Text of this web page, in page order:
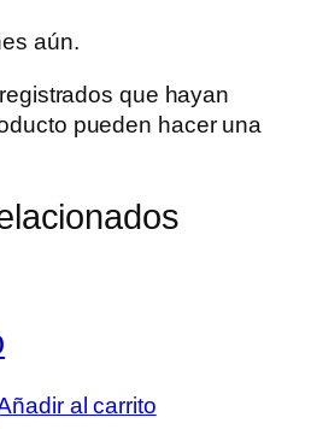
aún.
que hayan
pueden hacer una
al carrito